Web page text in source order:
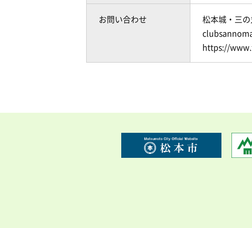
お問い合わせ
松本城・三
https://